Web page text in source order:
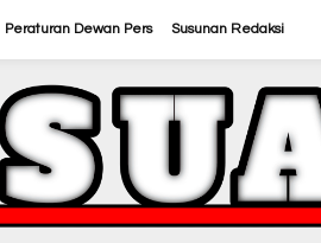
Peraturan Dewan Pers Susunan Redaksi